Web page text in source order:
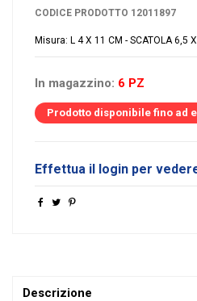
CODICE PRODOTTO 12011897
Misura: L 4 X 11 CM - SCATOLA 6,5
In magazzino: 6 PZ
Prodotto disponibile fino ad
Effettua il login per
Descrizione